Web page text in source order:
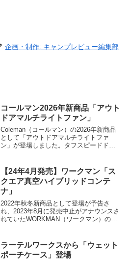
企画・制作: キャンプレビュー編集部
コールマン2026年新商品「アウト
ドアマルチライトファン」
Coleman（コールマン）の2026年新商品
として「アウトドアマルチライトファ
ン」が登場しました。タフスピードドー
ルチライトファンで、吊り下げや卓上で
も使うことができます。詳細をレビュー
します。
【24年4月発売】ワークマン「ス
クエア真空ハイブリッドコンテ
ナ」
2022年秋冬新商品として登場が予告さ
れ、2023年8月に発売中止がアナウンスさ
れていたWORKMAN（ワークマン）の
に販売されることがアナウンスされまし
た。詳細をレビューします。
ラーテルワークスから「ウェット
ポーチケース」登場